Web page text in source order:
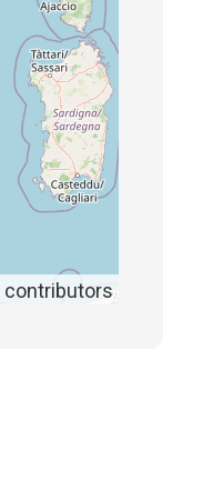
contributors